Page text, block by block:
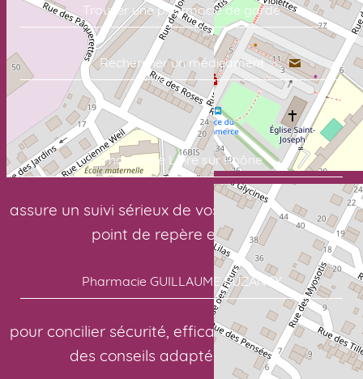
Trouver une pharmacie de garde
Rechercher un médicament
Commandez vos soins en quelques clics:
Pharmacie Loire sur Rhône
assure un suivi sérieux de vos traitements. Votre
point de repère en santé:
Pharmacie GUILLAUME BUZANCY
pour concilier sécurité, efficacité et confort. Pour
des conseils adaptés à chacun: